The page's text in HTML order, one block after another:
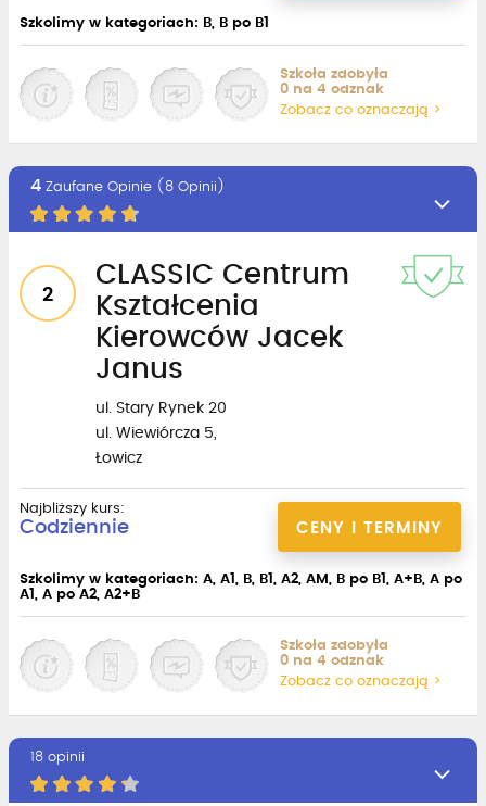
Szkolimy w kategoriach: B, B po B1
Szkoła zdobyła
0 na 4 odznak
Zobacz co oznaczają >
4 Zaufane Opinie (8 Opinii)
2
CLASSIC Centrum
Kształcenia
Kierowców Jacek
Janus
ul. Stary Rynek 20
ul. Wiewiórcza 5,
Łowicz
CENY I TERMINY
Najbliższy kurs:
Codziennie
Szkolimy w kategoriach: A, A1, B, B1, A2, AM, B po B1, A+B, A po
A1, A po A2, A2+B
Szkoła zdobyła
0 na 4 odznak
Zobacz co oznaczają >
18 opinii